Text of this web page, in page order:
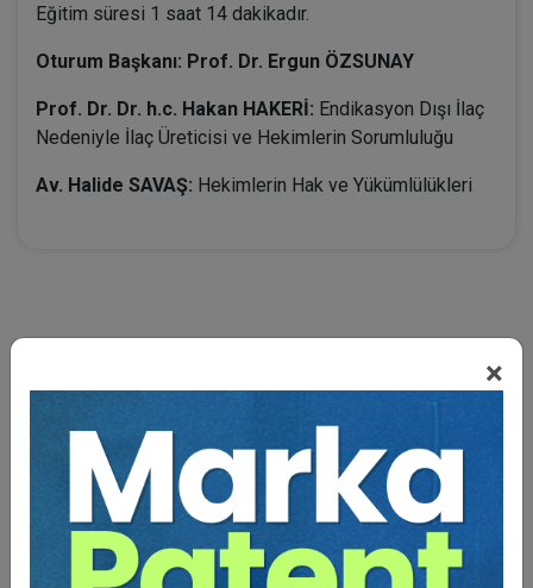
×
Eğitim süresi 1 saat 14 dakikadır.
Oturum Başkanı: Prof. Dr. Ergun ÖZSUNAY
Prof. Dr. Dr. h.c. Hakan HAKERİ: Endikasyon Dışı İlaç
Nedeniyle İlaç Üreticisi ve Hekimlerin Sorumluluğu
Av. Halide SAVAŞ: Hekimlerin Hak ve Yükümlülükleri
Video Eğitim Abonesi Ol: Sadece 5490 TL / Yıllık
Tüketici Hukuku Enstitüsü